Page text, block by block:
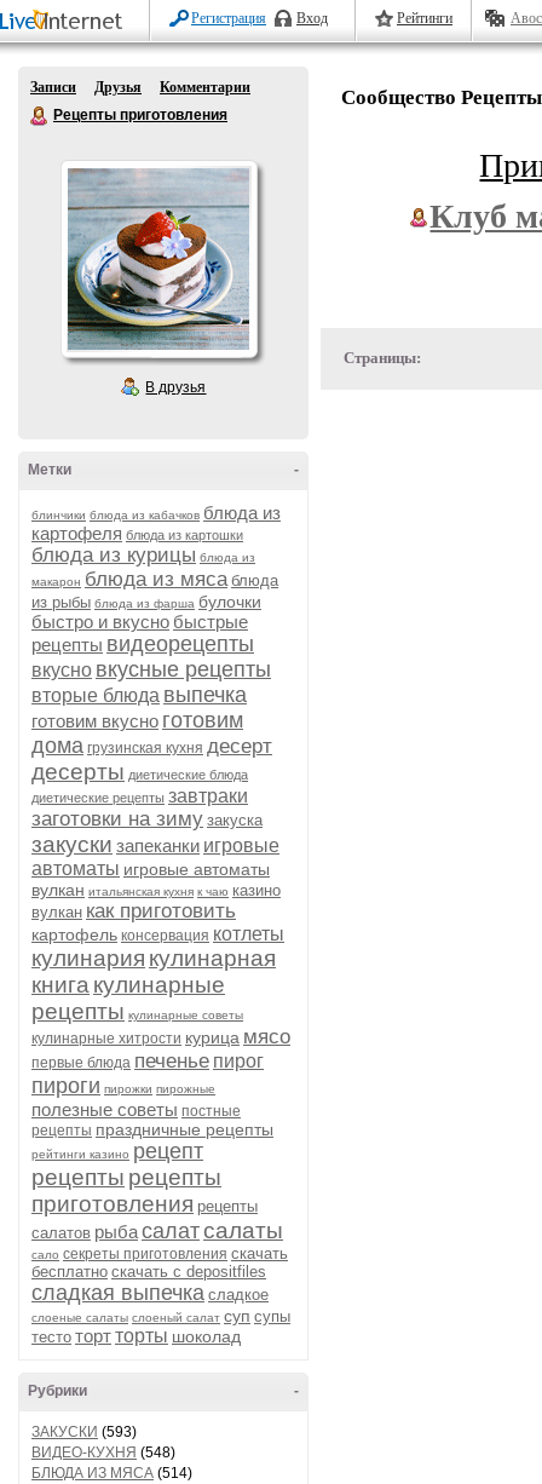
Регистрация Вход Рейтинги
Записи Друзья
Комментарии
Рецепты приготовления
В друзья
-
Метки
блинчики блюда из кабачков блюда из
картофеля блюда из картошки
блюда из курицы блюда из
макарон блюда из мяса блюда
из рыбы блюда из фарша булочки
быстро и вкусно быстрые
рецепты видеорецепты
вкусно вкусные рецепты
вторые блюда выпечка
готовим вкусно готовим
дома грузинская кухня десерт
десерты диетические блюда
диетические рецепты завтраки
заготовки на зиму закуска
закуски запеканки игровые
автоматы игровые автоматы
вулкан итальянская кухня к чаю казино
вулкан как приготовить
картофель консервация котлеты
кулинария кулинарная
книга кулинарные
рецепты кулинарные советы
кулинарные хитрости курица мясо
первые блюда печенье пирог
пироги пирожки пирожные
полезные советы постные
рецепты праздничные рецепты
рейтинги казино рецепт
рецепты рецепты
приготовления рецепты
салатов рыбасалатсалаты
сало секреты приготовления скачать
бесплатно скачать с depositfiles
сладкая выпечка сладкое
слоеные салаты слоеный салат суп супы
тесто тортторты шоколад
-
Рубрики
ЗАКУСКИ (593)
ВИДЕО-КУХНЯ (548)
БЛЮДА ИЗ МЯСА (514)
Сообщество
Клуб
Страницы: